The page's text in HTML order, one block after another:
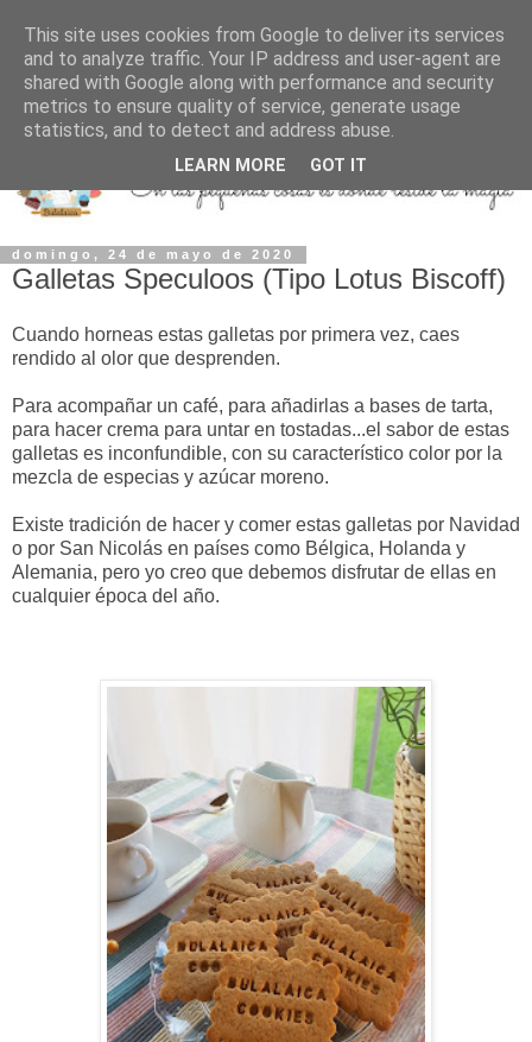
domingo, 24 de mayo de 2020
Galletas Speculoos (Tipo Lotus Biscoff)
Cuando horneas estas galletas por primera vez, caes
rendido al olor que desprenden.
Para acompañar un café, para añadirlas a bases de tarta,
para hacer crema para untar en tostadas...el sabor de estas
galletas es inconfundible, con su característico color por la
mezcla de especias y azúcar moreno.
Existe tradición de hacer y comer estas galletas por Navidad
o por San Nicolás en países como Bélgica, Holanda y
Alemania, pero yo creo que debemos disfrutar de ellas en
cualquier época del año.
This site uses cookies from Google to deliver its services
and to analyze traffic. Your IP address and user-agent are
shared with Google along with performance and security
metrics to ensure quality of service, generate usage
statistics, and to detect and address abuse.
LEARN MORE GOT IT